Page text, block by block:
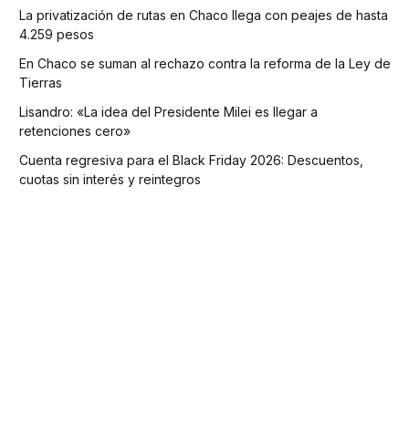
La privatización de rutas en Chaco llega con peajes de hasta
4.259 pesos
En Chaco se suman al rechazo contra la reforma de la Ley de
Tierras
Lisandro: «La idea del Presidente Milei es llegar a
retenciones cero»
Cuenta regresiva para el Black Friday 2026: Descuentos,
cuotas sin interés y reintegros